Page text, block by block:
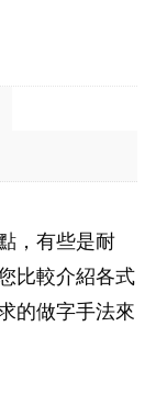
，有些是耐
比較介紹各式
的做字手法來